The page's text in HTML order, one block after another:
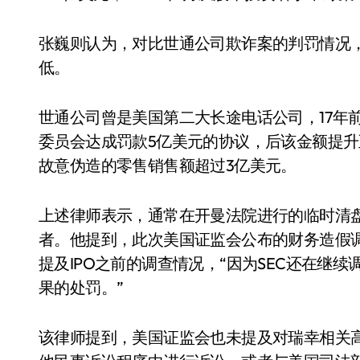
张巍则认为，对比世通公司欺诈案的判罚情况
低。
世通公司曾是美国第二大长途电话公司，17年
委员会达成罚款5亿美元的协议，后该金额提
故意伪造的零售销售额超过3亿美元。
上述律师表示，通常在开曼法院进行的临时
者。他提到，此次美国证监会公布的财务造
提及IPO之前的调查情况，“因为SEC还在继
果的处罚。”
该律师提到，美国证监会也未提及对瑞幸相